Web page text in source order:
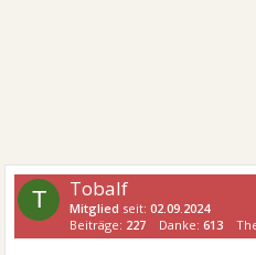
T Tobalf
Mitglied seit:02.09.2024
Beiträge: 227 Danke:613